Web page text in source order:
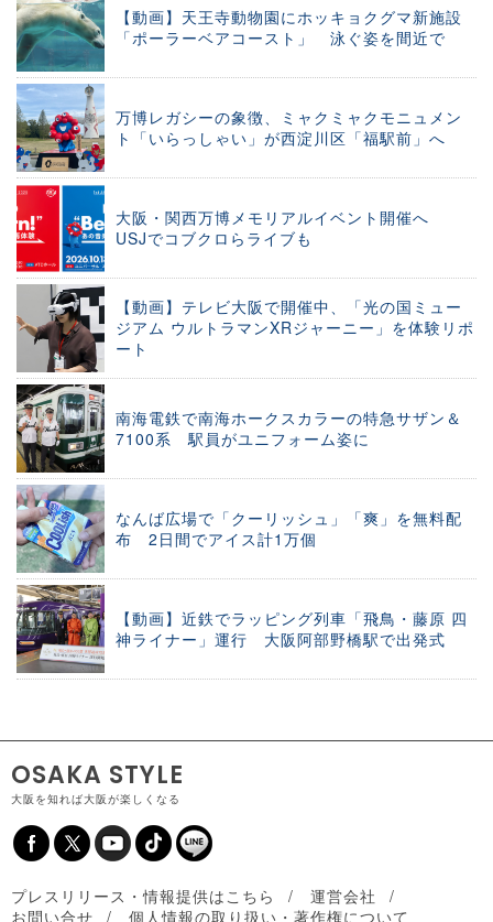
【動画】天王寺動物園にホッキョクグマ新施設
「ポーラーベアコースト」 泳ぐ姿を間近で
万博レガシーの象徴、ミャクミャクモニュメン
ト「いらっしゃい」が西淀川区「福駅前」へ
大阪・関西万博メモリアルイベント開催へ
USJでコブクロらライブも
【動画】テレビ大阪で開催中、「光の国ミュー
ジアム ウルトラマンXRジャーニー」を体験リポ
ート
南海電鉄で南海ホークスカラーの特急サザン＆
7100系 駅員がユニフォーム姿に
なんば広場で「クーリッシュ」「爽」を無料配
布 2日間でアイス計1万個
【動画】近鉄でラッピング列車「飛鳥・藤原 四
神ライナー」運行 大阪阿部野橋駅で出発式
OSAKA STYLE
大阪を知れば大阪が楽しくなる
プレスリリース・情報提供はこちら
運営会社
お問い合せ
個人情報の取り扱い・著作権について